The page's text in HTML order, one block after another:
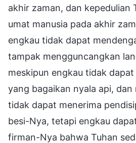
akhir zaman, dan kepedulian
umat manusia pada akhir
engkau tidak dapat
tampak mengguncangkan
meskipun engkau tidak
yang bagaikan nyala api, dan
tidak dapat menerima
besi-Nya, tetapi engkau
firman-Nya bahwa Tuhan